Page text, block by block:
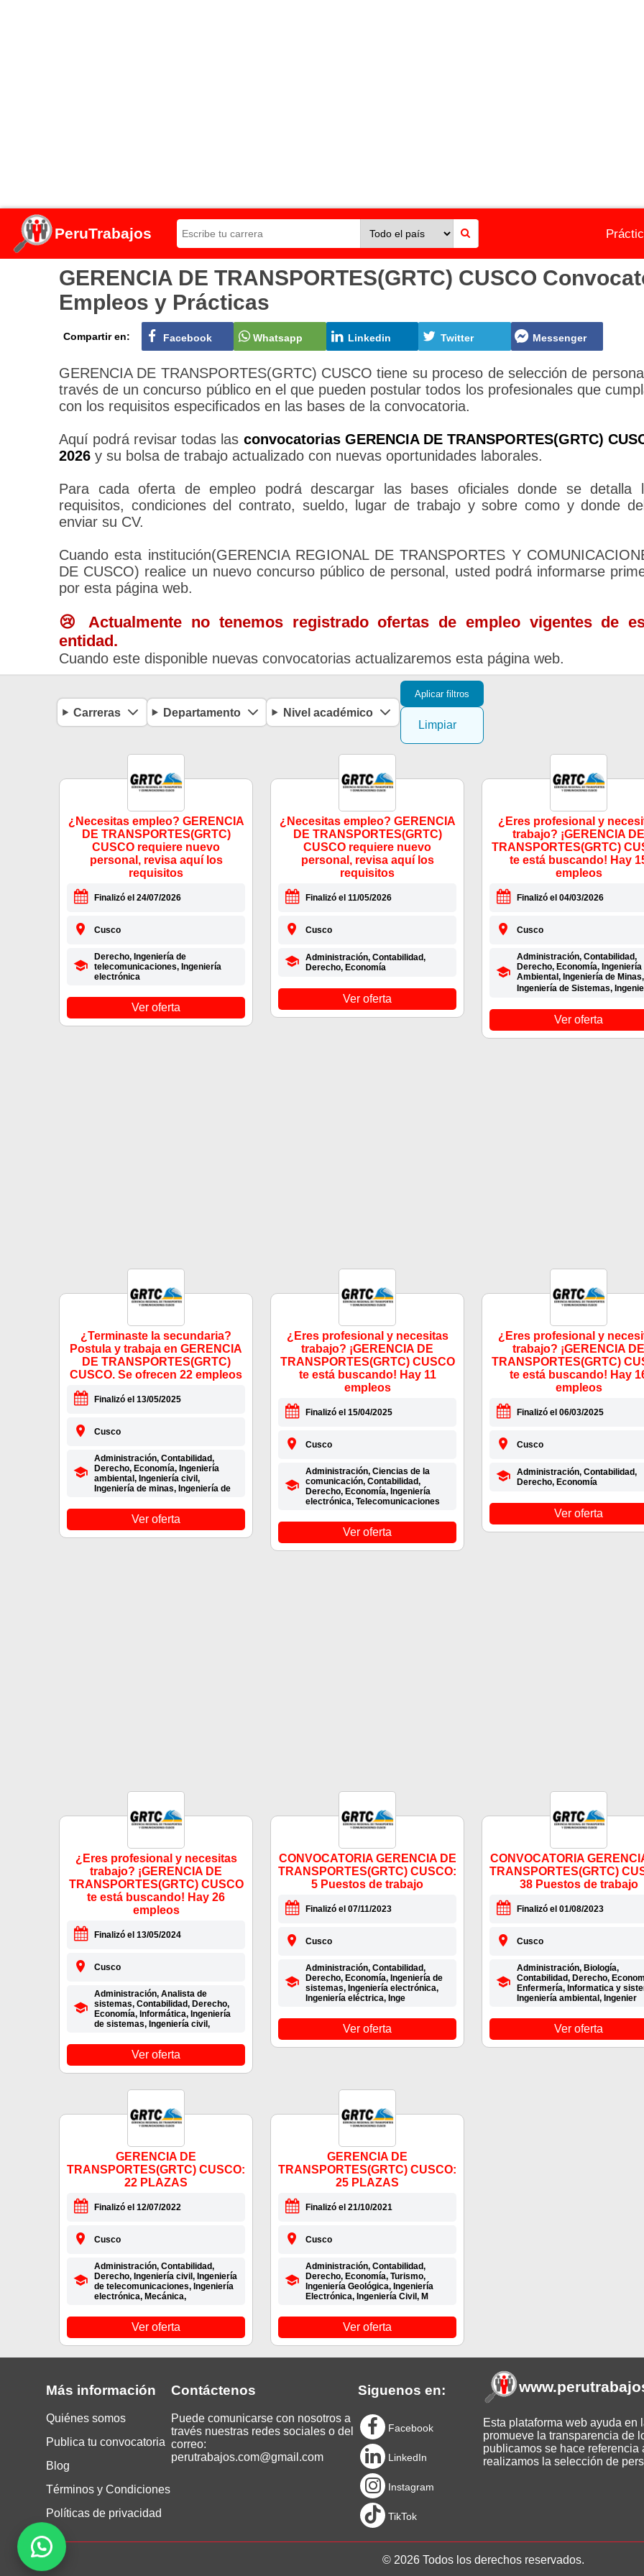
PeruTrabajos
GERENCIA DE TRANSPORTES(GRTC) CUSCO
Empleos y Prácticas
Compartir en: Facebook Whatsapp Linkedin Twitter Messenger
GERENCIA DE TRANSPORTES(GRTC) CUSCO tiene su proceso de selección de
través de un concurso público en el que pueden postular todos los profesionales que
con los requisitos especificados en las bases de la convocatoria.
Aquí podrá revisar todas las convocatorias GERENCIA DE TRANSPORTES(GRTC)
2026 y su bolsa de trabajo actualizado con nuevas oportunidades laborales.
Para cada oferta de empleo podrá descargar las bases oficiales donde se detalla
requisitos, condiciones del contrato, sueldo, lugar de trabajo y sobre como y donde
enviar su CV.
Cuando esta institución(GERENCIA REGIONAL DE TRANSPORTES Y
DE CUSCO) realice un nuevo concurso público de personal, usted podrá informarse
por esta página web.
😢 Actualmente no tenemos registrado ofertas de empleo vigentes de
entidad.
Cuando este disponible nuevas convocatorias actualizaremos esta página web.
Carreras Departamento Nivel académico
Aplicar filtros
Limpiar
¿Necesitas empleo? GERENCIA
DE TRANSPORTES(GRTC)
CUSCO requiere nuevo
personal, revisa aquí los
requisitos
Finalizó el 24/07/2026
Cusco
Derecho, Ingeniería de
telecomunicaciones, Ingeniería
electrónica
Ver oferta
¿Necesitas empleo? GERENCIA
DE TRANSPORTES(GRTC)
CUSCO requiere nuevo
personal, revisa aquí los
requisitos
Finalizó el 11/05/2026
Cusco
Administración, Contabilidad,
Derecho, Economía
Ver oferta
¿Eres profesional y
trabajo? ¡GERENCIA DE
TRANSPORTES(GRTC)
te está buscando! Hay
empleos
Finalizó el 04/03/2026
Cusco
Administración, Contabilidad,
Derecho, Economía, Ingeniería
Ambiental, Ingeniería de Minas,
Ingeniería de Sistemas,
Ver oferta
¿Terminaste la secundaria?
Postula y trabaja en GERENCIA
DE TRANSPORTES(GRTC)
CUSCO. Se ofrecen 22 empleos
Finalizó el 13/05/2025
Cusco
Administración, Contabilidad,
Derecho, Economía, Ingeniería
ambiental, Ingeniería civil,
Ingeniería de minas, Ingeniería de
Ver oferta
¿Eres profesional y necesitas
trabajo? ¡GERENCIA DE
TRANSPORTES(GRTC) CUSCO
te está buscando! Hay 11
empleos
Finalizó el 15/04/2025
Cusco
Administración, Ciencias de la
comunicación, Contabilidad,
Derecho, Economía, Ingeniería
electrónica, Telecomunicaciones
Ver oferta
¿Eres profesional y
trabajo? ¡GERENCIA DE
TRANSPORTES(GRTC)
te está buscando! Hay
empleos
Finalizó el 06/03/2025
Cusco
Administración, Contabilidad,
Derecho, Economía
Ver oferta
¿Eres profesional y necesitas
trabajo? ¡GERENCIA DE
TRANSPORTES(GRTC) CUSCO
te está buscando! Hay 26
empleos
Finalizó el 13/05/2024
Cusco
Administración, Analista de
sistemas, Contabilidad, Derecho,
Economía, Informática, Ingeniería
de sistemas, Ingeniería civil,
Ver oferta
CONVOCATORIA GERENCIA DE
TRANSPORTES(GRTC) CUSCO:
5 Puestos de trabajo
Finalizó el 07/11/2023
Cusco
Administración, Contabilidad,
Derecho, Economía, Ingeniería de
sistemas, Ingeniería electrónica,
Ingeniería eléctrica, Inge
Ver oferta
CONVOCATORIA
TRANSPORTES(GRTC)
38 Puestos de trabajo
Finalizó el 01/08/2023
Cusco
Administración, Biología,
Contabilidad, Derecho,
Enfermería, Informatica y
Ingeniería ambiental, Ingenier
Ver oferta
GERENCIA DE
TRANSPORTES(GRTC) CUSCO:
22 PLAZAS
Finalizó el 12/07/2022
Cusco
Administración, Contabilidad,
Derecho, Ingeniería civil, Ingeniería
de telecomunicaciones, Ingeniería
electrónica, Mecánica,
Ver oferta
GERENCIA DE
TRANSPORTES(GRTC) CUSCO:
25 PLAZAS
Finalizó el 21/10/2021
Cusco
Administración, Contabilidad,
Derecho, Economía, Turismo,
Ingeniería Geológica, Ingeniería
Electrónica, Ingeniería Civil, M
Ver oferta
Más información
Quiénes somos
Publica tu convocatoria
Blog
Términos y Condiciones
Políticas de privacidad
Contáctenos
Puede comunicarse con nosotros a
través nuestras redes sociales o del
correo:
perutrabajos.com@gmail.com
Siguenos en:
Facebook
LinkedIn
Instagram
TikTok
Esta plataforma web ayuda
promueve la transparencia de
publicamos se hace
realizamos la selección de
© 2026 Todos los derechos reservados.